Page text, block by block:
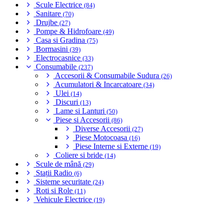
Scule Electrice (84)
Sanitare (70)
Drujbe (27)
Pompe & Hidrofoare (49)
Casa si Gradina (75)
Bormasini (39)
Electrocasnice (33)
Consumabile (237)
Accesorii & Consumabile Sudura (26)
Acumulatori & Incarcatoare (34)
Ulei (14)
Discuri (13)
Lame si Lanturi (50)
Piese si Accesorii (86)
Diverse Accesorii (27)
Piese Motocoasa (16)
Piese Interne si Externe (19)
Coliere si bride (14)
Scule de mână (29)
Stații Radio (6)
Sisteme securitate (24)
Roti si Role (11)
Vehicule Electrice (19)